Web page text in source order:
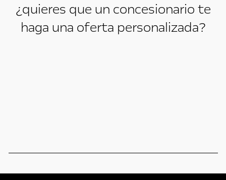
¿quieres que un concesionario te
haga una oferta personalizada?